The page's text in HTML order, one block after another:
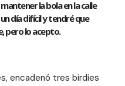
la bola en la calle
día difícil y tendré que
pero lo acepto.
encadenó tres birdies